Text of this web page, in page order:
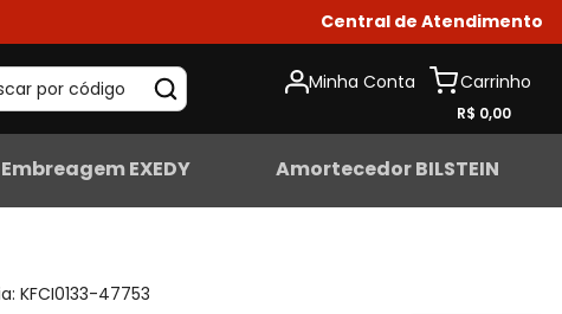
Central de Atendimento
por código Minha Conta
R$ 0,00
Embreagem EXEDY Amortecedor BILSTEIN
:KFCI0133-47753